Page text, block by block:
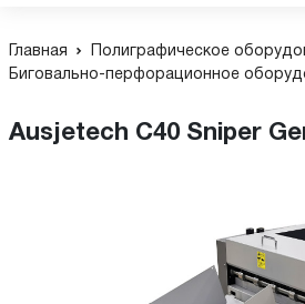
Главная
Полиграфическое
Биговально-перфорационное
Ausjetech С40 Sniper